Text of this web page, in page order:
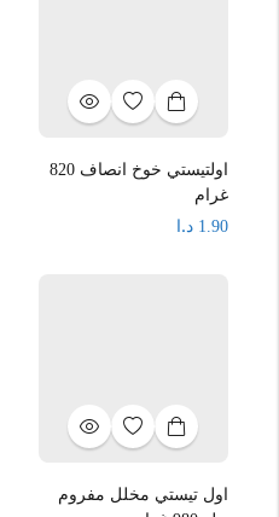
اولتيستي خوخ انصاف 820
غرام
1.90 د.ا
اول تيستي مخلل مفروم